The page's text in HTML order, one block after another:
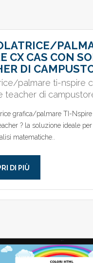
CX CAS CON
DI
palmare ti-nspire
teacher di
grafica/palmare TI-Nspire
? la soluzione ideale
matematiche..
DI PIÙ